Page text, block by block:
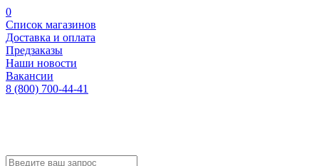
0
Список магазинов
Доставка и оплата
Предзаказы
Наши новости
Вакансии
8 (800) 700-44-41